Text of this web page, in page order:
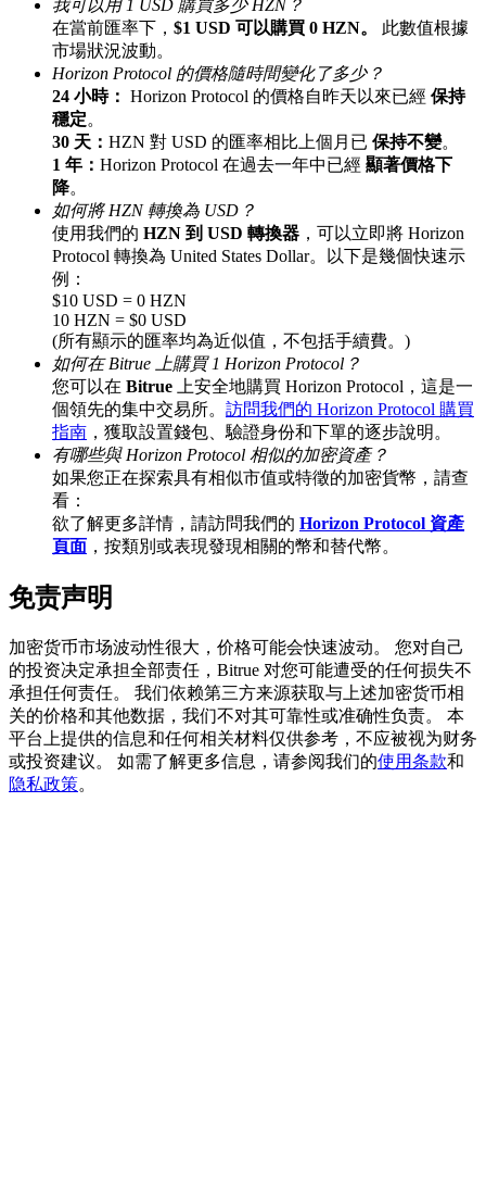
增值寶
使您的資產穩定增值
機槍池
一鍵質押鎖定高收益
我可以用 1 USD 購買多少 HZN？
在當前匯率下， $1 USD 可以購買 0 HZN。
此數值根據
市場狀況波動。
Horizon Protocol 的價格隨時間變化了多少？
24 小時： Horizon Protocol 的價格自昨天以來已經 保持
穩定。
30 天： HZN 對 USD 的匯率相比上個月已 保持不變。
1 年： Horizon Protocol 在過去一年中已經 顯著價格下
降。
如何將 HZN 轉換為 USD？
使用我們的 HZN 到 USD 轉換器 ，可以立即將 Horizon
Protocol 轉換為 United States Dollar。以下是幾個快速示
例：
$10 USD = 0 HZN
10 HZN = $0 USD
(所有顯示的匯率均為近似值，不包括手續費。)
如何在 Bitrue 上購買 1 Horizon Protocol？
您可以在 Bitrue 上安全地購買 Horizon Protocol，這是一
個領先的集中交易所。 訪問我們的 Horizon Protocol 購買
指南 ，獲取設置錢包、驗證身份和下單的逐步說明。
有哪些與 Horizon Protocol 相似的加密資產？
如果您正在探索具有相似市值或特徵的加密貨幣，請查
看：
欲了解更多詳情，請訪問我們的 Horizon Protocol 資產
頁面 ，按類別或表現發現相關的幣和替代幣。
免责声明
加密货币市场波动性很大，价格可能会快速波动。 您对自己
的投资决定承担全部责任，Bitrue 对您可能遭受的任何损失不
承担任何责任。 我们依赖第三方来源获取与上述加密货币相
关的价格和其他数据，我们不对其可靠性或准确性负责。 本
平台上提供的信息和任何相关材料仅供参考，不应被视为财务
或投资建议。 如需了解更多信息，请参阅我们的使用条款和
隐私政策。